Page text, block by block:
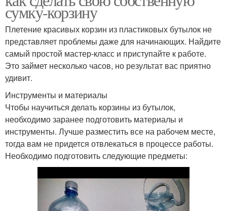
сумку-корзину
Плетение красивых корзин из пластиковых бутылок не
представляет проблемы даже для начинающих. Найдите
самый простой мастер-класс и приступайте к работе.
Это займет несколько часов, но результат вас приятно
удивит.
Инструменты и материалы
Чтобы научиться делать корзины из бутылок,
необходимо заранее подготовить материалы и
инструменты. Лучше разместить все на рабочем месте,
тогда вам не придется отвлекаться в процессе работы.
Необходимо подготовить следующие предметы: